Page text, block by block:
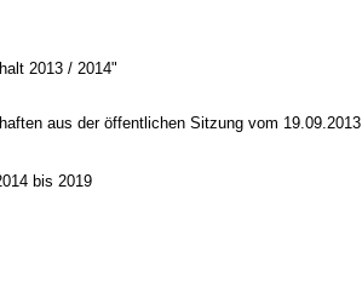
2013 / 2014"
aus der öffentlichen Sitzung vom 19.09.2013
bis 2019